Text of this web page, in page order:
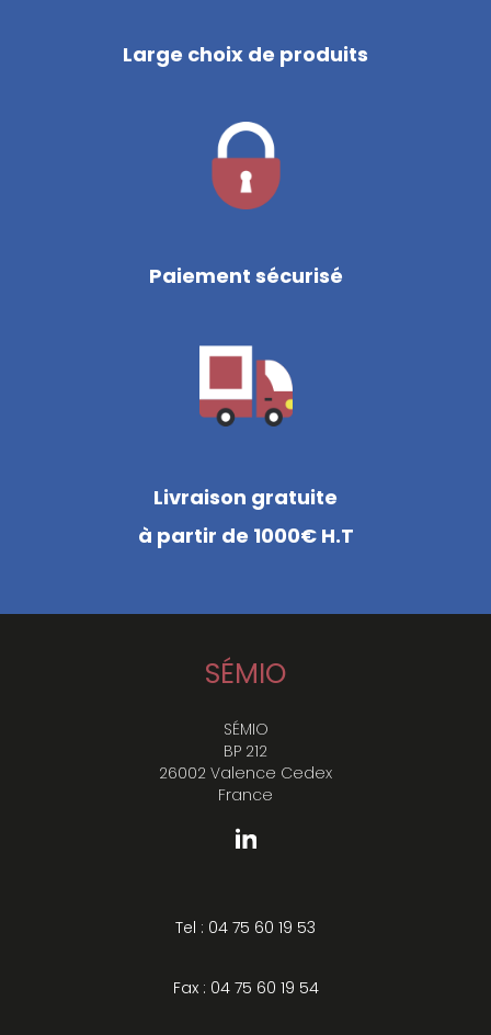
Large choix de produits
Paiement sécurisé
Livraison gratuite
à partir de 1000€ H.T
SÉMIO
SÉMIO
BP 212
26002 Valence Cedex
France
Tel : 04 75 60 19 53
Fax : 04 75 60 19 54